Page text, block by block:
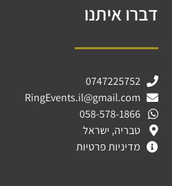
דברו איתנו
0747225752
RingEvents.il@gmail.com
058-578-1866
טבריה, ישראל
מדיניות פרטיות